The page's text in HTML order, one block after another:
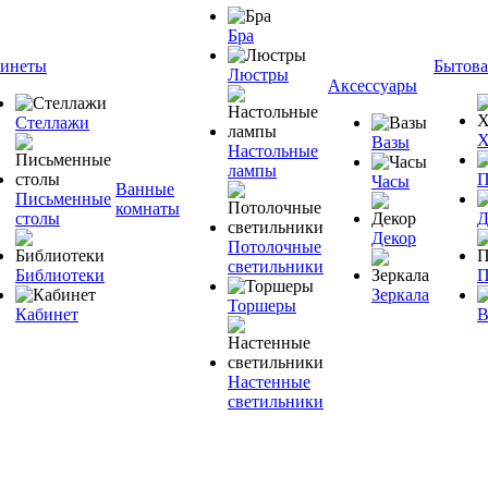
Стеллажи
Письменные
столы
Библиотеки
Кабинет
Ванные
комнаты
Бра
Люстры
Настольные
лампы
Потолочные
светильники
Торшеры
Настенные
светильники
Аксессуары
Вазы
Часы
Декор
Зеркала